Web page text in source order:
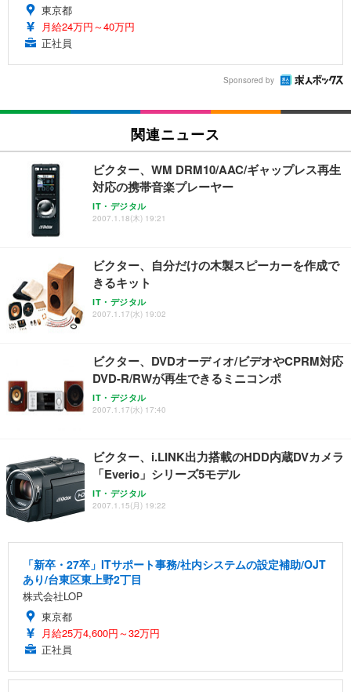
東京都
月給24万円～40万円
正社員
Sponsored by
関連ニュース
ビクター、WM DRM10/AAC/ギャップレス再生
対応の携帯音楽プレーヤー
IT・デジタル
2007.1.18(木) 19:21
ビクター、自分だけの木製スピーカーを作成で
きるキット
IT・デジタル
2007.1.17(水) 19:02
ビクター、DVDオーディオ/ビデオやCPRM対応
DVD-R/RWが再生できるミニコンポ
IT・デジタル
2007.1.17(水) 17:40
ビクター、i.LINK出力搭載のHDD内蔵DVカメラ
「Everio」シリーズ5モデル
IT・デジタル
2007.1.15(月) 19:22
「新卒・27卒」ITサポート事務/社内システムの設定補助/OJT
あり/台東区東上野2丁目
株式会社LOP
東京都
月給25万4,600円～32万円
正社員